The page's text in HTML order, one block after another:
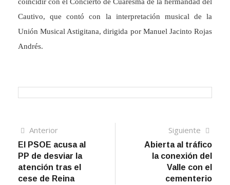
Cautivo, que contó con la interpretación musical de la
Unión Musical Astigitana, dirigida por Manuel Jacinto Rojas
Andrés.
Navegación
de
entradas
AnteriorArtículo
anterior
El PSOE acusa al
PP de desviar la
atención tras el
cese de Reina
Siguiente
Abierta al tráfico
la conexión del
Valle con el
cementerio